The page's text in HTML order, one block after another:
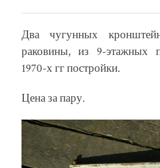
Два чугунных
раковины, из 9-этажных
1970-х гг постройки.
Цена за пару.